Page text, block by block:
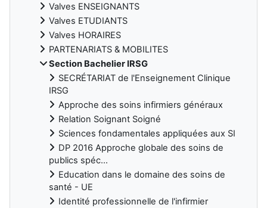
Valves ENSEIGNANTS
Valves ETUDIANTS
Valves HORAIRES
PARTENARIATS & MOBILITES
Section Bachelier IRSG
SECRÉTARIAT de l'Enseignement Clinique
IRSG
Approche des soins infirmiers généraux
Relation Soignant Soigné
Sciences fondamentales appliquées aux SI
DP 2016 Approche globale des soins de
publics spéc...
Education dans le domaine des soins de
santé - UE
Identité professionnelle de l'infirmier